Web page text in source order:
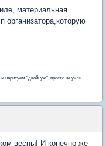
материальная
организатора,которую
нарисуем "двойную", просто не учли
весны! И конечно же